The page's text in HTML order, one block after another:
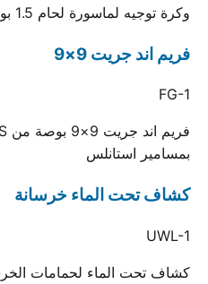
وكرة توجيه لماسورة لحام 1.5 بوصة
فريم اند جريت 9×9
FG-1
بمسامير استانلس
كشاف تحت الماء خرسانة
UWL-1
كشاف تحت الماء لحمامات